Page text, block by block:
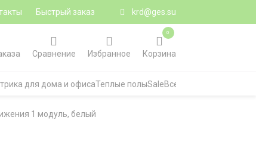
Быстрый заказ krd@ges.su
Сравнение Избранное Корзина
0
для дома и офисаТеплые полыSaleВсе категории
1 модуль, белый